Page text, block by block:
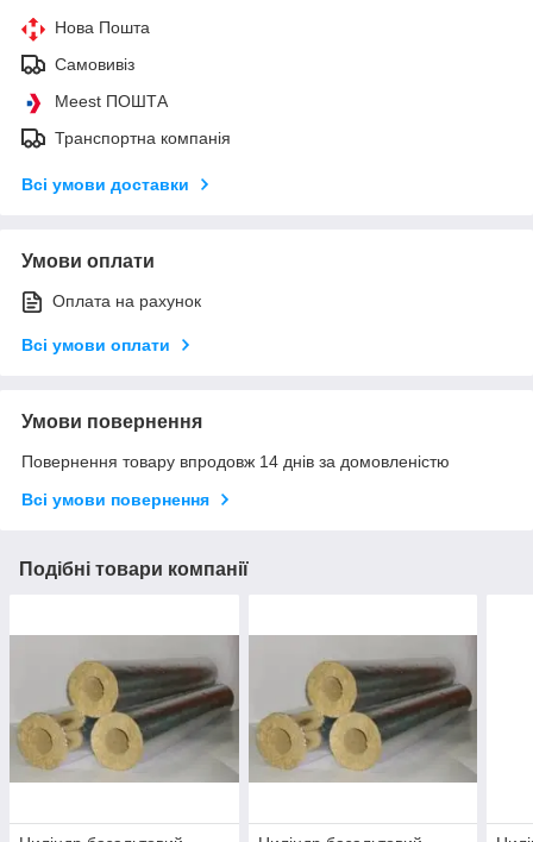
Нова Пошта
Самовивіз
Meest ПОШТА
Транспортна компанія
Всі умови доставки
Умови оплати
Оплата на рахунок
Всі умови оплати
Умови повернення
Повернення товару впродовж 14 днів за домовленістю
Всі умови повернення
Подібні товари компанії